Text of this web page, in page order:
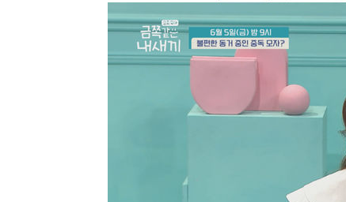
낮 최고 37도 찜통더위…곳곳 소나기·강원 많은 비[내일날
SK하이닉스, 용인·청주 팹에 54조 투자…"AI 메모리 수요
여자배구 이재영·이다영 자매, 아제르바이잔 투란VC 입단
외국인 심판 성 접대 7경기 들여다보니…한국 축구 '5승 2
[속보]코스닥, 2.86포인트(0.36%) 내린 798.81마감
[속보]코스피, 6200선 약보합…0.60% 내린 6258.77에
[속보] 노원서 40.1도 관측…서울, 2018년 이후 첫 40도